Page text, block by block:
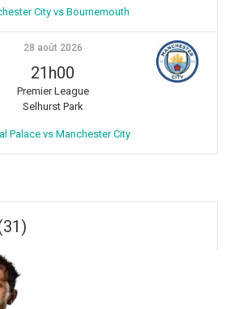
City vs Bournemouth
28 août 2026
21h00
Premier League
Selhurst Park
Palace vs Manchester City